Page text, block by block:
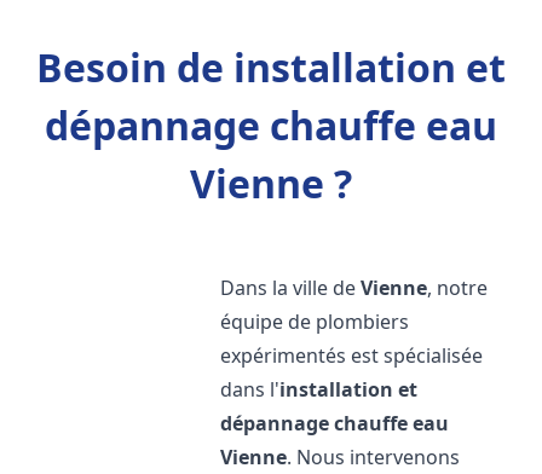
Besoin de installation et
dépannage chauffe eau
Vienne ?
Dans la ville deVienne, notre
équipe de plombiers
expérimentés est spécialisée
dans l'installation et
dépannage chauffe eau
Vienne. Nous intervenons